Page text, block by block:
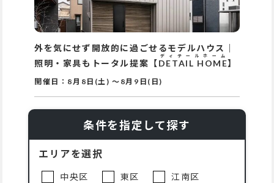
外を気にせず開放的に過ごせるモデルハウス｜
照明・家具もトータル提案【DETAIL HOME
ディテールホーム
】
開催日： 8月8日(土) ～ 8月9日(日)
条件を指定して探す
エリアを選択
中央区 東区
江南区